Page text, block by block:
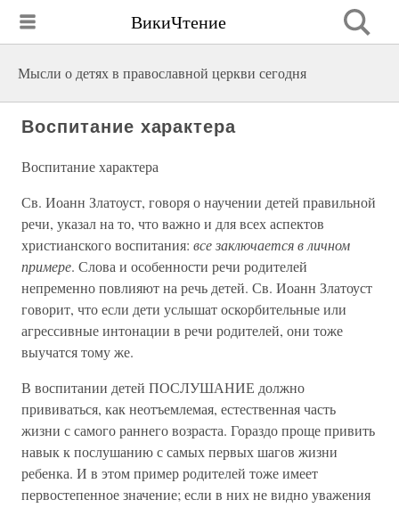
ВикиЧтение
Мысли о детях в православной церкви сегодня
Воспитание характера
Воспитание характера
Св. Иоанн Златоуст, говоря о научении детей правильной
речи, указал на то, что важно и для всех аспектов
христианского воспитания: все заключается в личном
примере. Слова и особенности речи родителей
непременно повлияют на речь детей. Св. Иоанн Златоуст
говорит, что если дети услышат оскорбительные или
агрессивные интонации в речи родителей, они тоже
выучатся тому же.
В воспитании детей ПОСЛУШАНИЕ должно
прививаться, как неотъемлемая, естественная часть
жизни с самого раннего возраста. Гораздо проще привить
навык к послушанию с самых первых шагов жизни
ребенка. И в этом пример родителей тоже имеет
первостепенное значение; если в них не видно уважения